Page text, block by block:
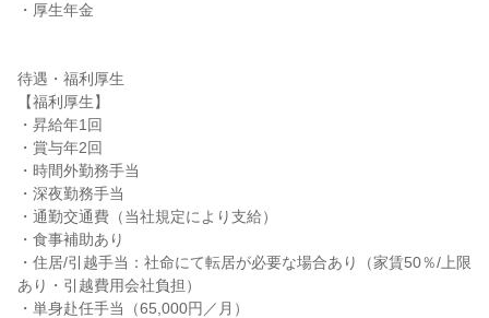
・厚生年金
待遇・福利厚生
【福利厚生】
・昇給年1回
・賞与年2回
・時間外勤務手当
・深夜勤務手当
・通勤交通費（当社規定により支給）
・食事補助あり
・住居/引越手当：社命にて転居が必要な場合あり（家賃50％/上限
あり・引越費用会社負担）
・単身赴任手当（65,000円／月）